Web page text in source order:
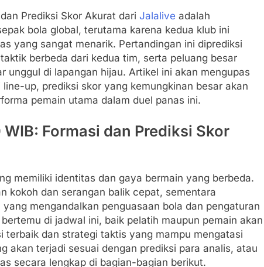
Prediksi Skor Akurat dari Jalalive adalah
bola global, terutama karena kedua klub ini
yang sangat menarik. Pertandingan ini diprediksi
berbeda dari kedua tim, serta peluang besar
unggul di lapangan hijau. Artikel ini akan mengupas
up, prediksi skor yang kemungkinan besar akan
pemain utama dalam duel panas ini.
Formasi dan Prediksi Skor
memiliki identitas dan gaya bermain yang berbeda.
kokoh dan serangan balik cepat, sementara
mengandalkan penguasaan bola dan pengaturan
di jadwal ini, baik pelatih maupun pemain akan
terbaik dan strategi taktis yang mampu mengatasi
akan terjadi sesuai dengan prediksi para analis, atau
secara lengkap di bagian-bagian berikut.